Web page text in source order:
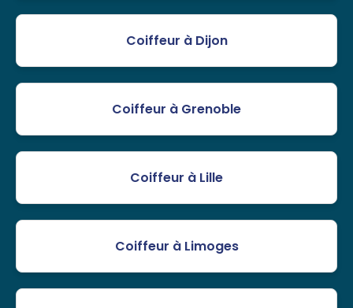
Coiffeur à Dijon
Coiffeur à Grenoble
Coiffeur à Lille
Coiffeur à Limoges